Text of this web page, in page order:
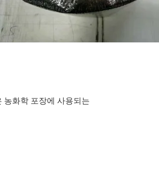
농화학 포장에 사용되는